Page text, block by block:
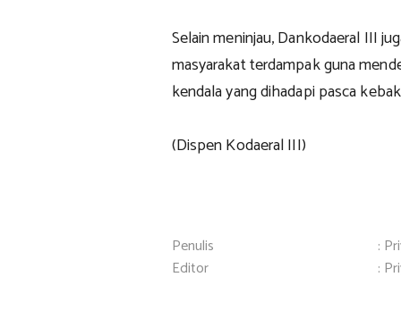
Selain meninjau, Dankodaeral III
masyarakat terdampak guna
kendala yang dihadapi pasca
(Dispen Kodaeral III)
Penulis
:
Editor
: